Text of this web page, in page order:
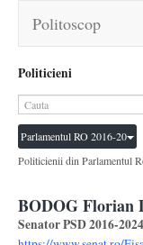
Politoscop
Politicieni
Parlamentul RO 2016-20
Politicienii din Parlamentul
BODOG Florian
Senator PSD 2016-2024